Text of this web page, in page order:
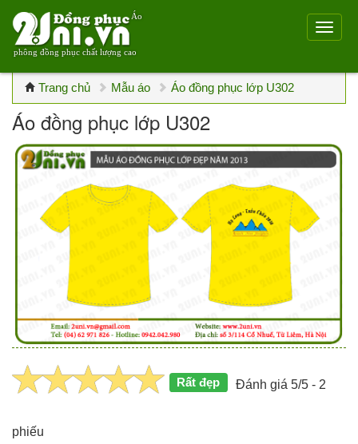
Áo
phông đồng phục chất lượng cao
Trang chủ Mẫu áo Áo đồng phục lớp U302
Áo đồng phục lớp U302
Rất đẹp Đánh giá 5/5 - 2
phiếu